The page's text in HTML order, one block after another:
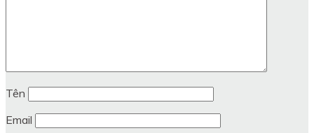
Tên
Email